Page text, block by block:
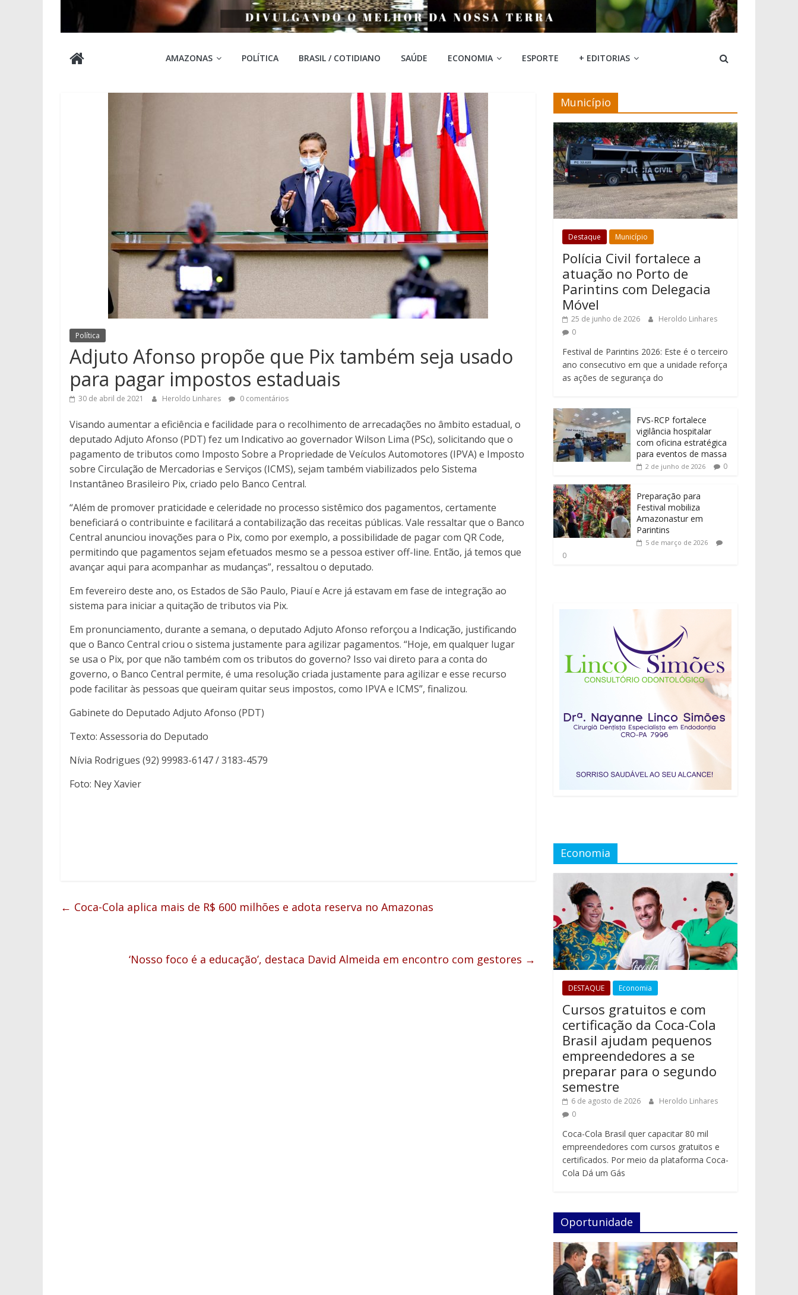
Cabocla
AMAZONAS POLÍTICA BRASIL / COTIDIANO SAÚDE ECONOMIA ESPORTE + EDITORIAS
Política
Adjuto Afonso propõe que Pix também seja usado
para pagar impostos estaduais
30 de abril de 2021 Heroldo Linhares 0 comentários
Visando aumentar a eficiência e facilidade para o recolhimento de arrecadações no âmbito estadual, o
deputado Adjuto Afonso (PDT) fez um Indicativo ao governador Wilson Lima (PSc), solicitando que o
pagamento de tributos como Imposto Sobre a Propriedade de Veículos Automotores (IPVA) e Imposto
sobre Circulação de Mercadorias e Serviços (ICMS), sejam também viabilizados pelo Sistema
Instantâneo Brasileiro Pix, criado pelo Banco Central.
“Além de promover praticidade e celeridade no processo sistêmico dos pagamentos, certamente
beneficiará o contribuinte e facilitará a contabilização das receitas públicas. Vale ressaltar que o Banco
Central anunciou inovações para o Pix, como por exemplo, a possibilidade de pagar com QR Code,
permitindo que pagamentos sejam efetuados mesmo se a pessoa estiver off-line. Então, já temos que
avançar aqui para acompanhar as mudanças”, ressaltou o deputado.
Em fevereiro deste ano, os Estados de São Paulo, Piauí e Acre já estavam em fase de integração ao
sistema para iniciar a quitação de tributos via Pix.
Em pronunciamento, durante a semana, o deputado Adjuto Afonso reforçou a Indicação, justificando
que o Banco Central criou o sistema justamente para agilizar pagamentos. “Hoje, em qualquer lugar
se usa o Pix, por que não também com os tributos do governo? Isso vai direto para a conta do
governo, o Banco Central permite, é uma resolução criada justamente para agilizar e esse recurso
pode facilitar às pessoas que queiram quitar seus impostos, como IPVA e ICMS”, finalizou.
Gabinete do Deputado Adjuto Afonso (PDT)
Texto: Assessoria do Deputado
Nívia Rodrigues (92) 99983-6147 / 3183-4579
Foto: Ney Xavier
← Coca-Cola aplica mais de R$ 600 milhões e adota reserva no Amazonas
‘Nosso foco é a educação’, destaca David Almeida em encontro com gestores →
Município
Destaque Município
Polícia Civil fortalece a
atuação no Porto de
Parintins com Delegacia
Móvel
25 de junho de 2026
Heroldo Linhares
0
Festival de Parintins 2026: Este é o terceiro
ano consecutivo em que a unidade reforça
as ações de segurança do
FVS-RCP fortalece
vigilância hospitalar
com oficina estratégica
para eventos de massa
2 de junho de 2026 0
Preparação para
Festival mobiliza
Amazonastur em
Parintins
5 de março de 2026
0
Economia
DESTAQUE Economia
Cursos gratuitos e com
certificação da Coca-Cola
Brasil ajudam pequenos
empreendedores a se
preparar para o segundo
semestre
6 de agosto de 2026
Heroldo Linhares
0
Coca-Cola Brasil quer capacitar 80 mil
empreendedores com cursos gratuitos e
certificados. Por meio da plataforma Coca-
Cola Dá um Gás
Oportunidade